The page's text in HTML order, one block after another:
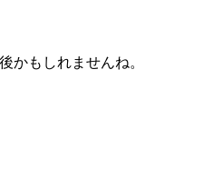
かもしれませんね。